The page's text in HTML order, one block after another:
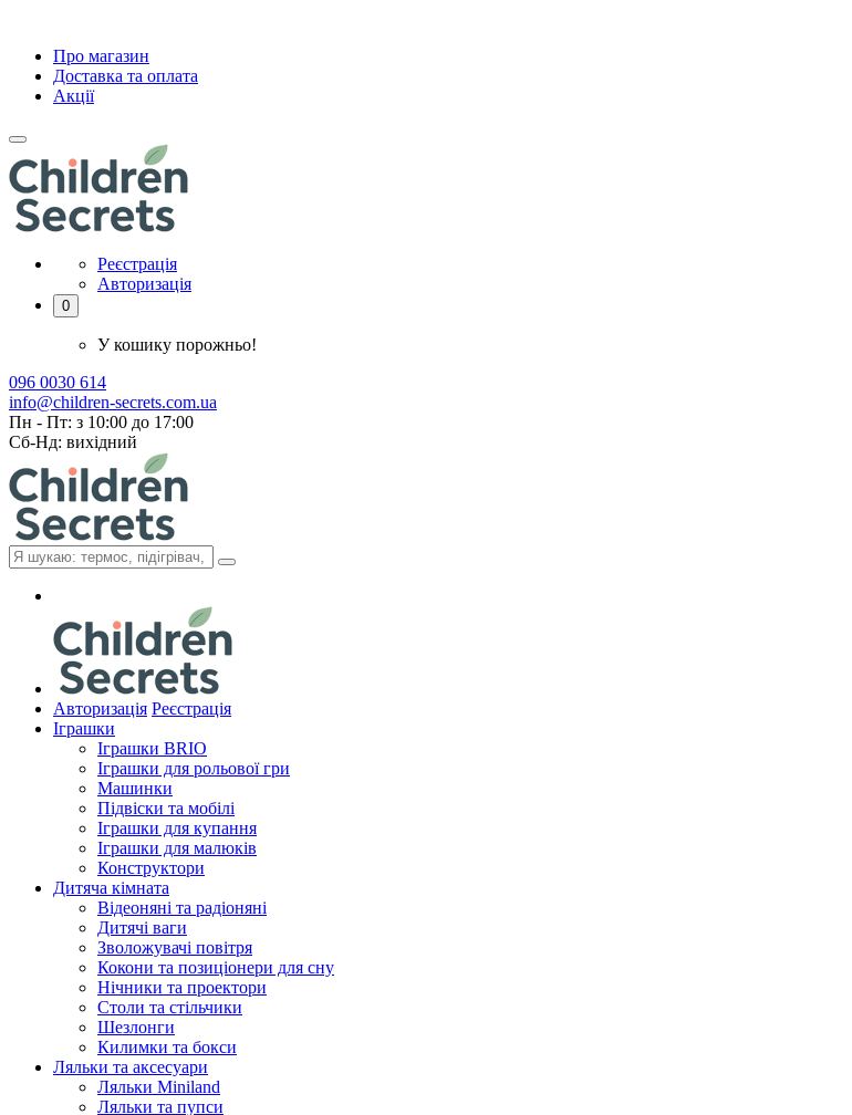
Про магазин
Доставка та оплата
Акції
Реєстрація
Авторизація
0
У кошику порожньо!
096 0030 614
info@children-secrets.com.ua
Пн - Пт: з 10:00 до 17:00
Сб-Нд: вихідний
Авторизація Реєстрація
Іграшки
Іграшки BRIO
Іграшки для рольової гри
Машинки
Підвіски та мобілі
Іграшки для купання
Іграшки для малюків
Конструктори
Дитяча кімната
Відеоняні та радіоняні
Дитячі ваги
Зволожувачі повітря
Кокони та позиціонери для сну
Нічники та проектори
Столи та стільчики
Шезлонги
Килимки та бокси
Ляльки та аксесуари
Ляльки Miniland
Ляльки та пупси